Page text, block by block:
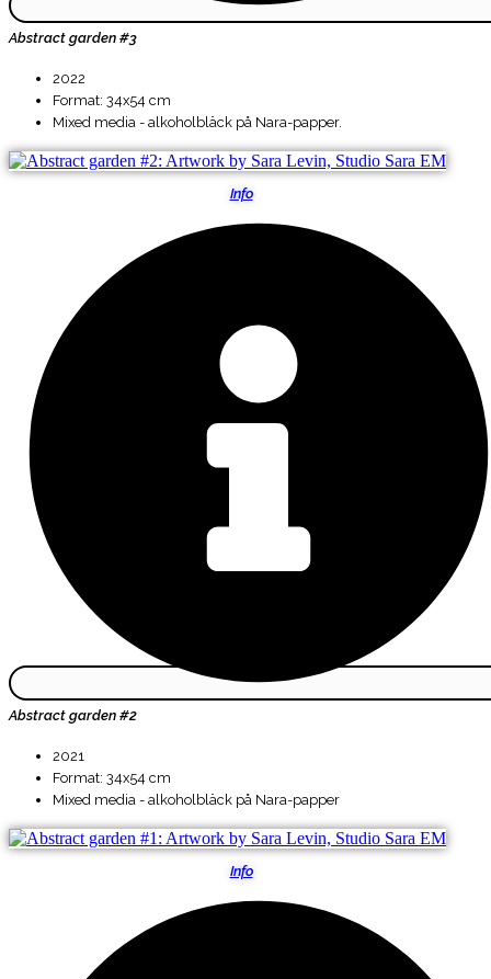
Abstract garden #3
2022
Format: 34x54 cm
Mixed media - alkoholbläck på Nara-papper.
Info
Abstract garden #2
2021
Format: 34x54 cm
Mixed media - alkoholbläck på Nara-papper
Info